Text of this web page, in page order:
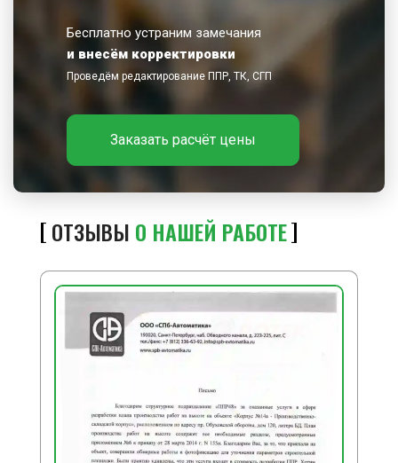
Бесплатно устраним замечания
и внесём корректировки
Проведём редактирование ППР, ТК, СГП
Заказать расчёт цены
ОТЗЫВЫ О НАШЕЙ РАБОТЕ